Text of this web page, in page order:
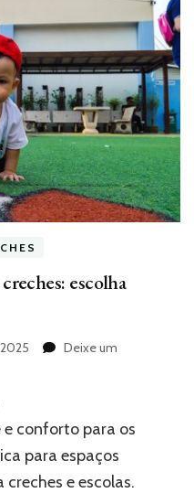
escolha
2025
Deixe um
conforto para os
para espaços
e escolas.